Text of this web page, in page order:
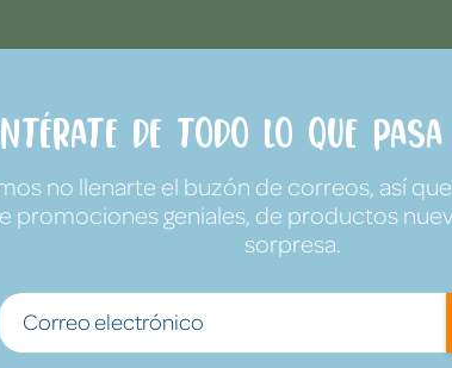
de todo lo que pasa
no llenarte el buzón de correos, así
promociones geniales, de productos
sorpresa.